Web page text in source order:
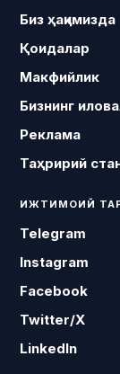
Биз ҳақимизда
Қоидалар
Макфийлик
Бизнинг
Реклама
Таҳририй
ИЖТИМОИЙ
Telegram
Instagram
Facebook
Twitter/X
LinkedIn